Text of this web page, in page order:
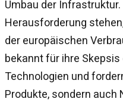
Umbau der
Herausforderung
der europäischen
bekannt für ihre
Technologien und
Produkte, sondern auch